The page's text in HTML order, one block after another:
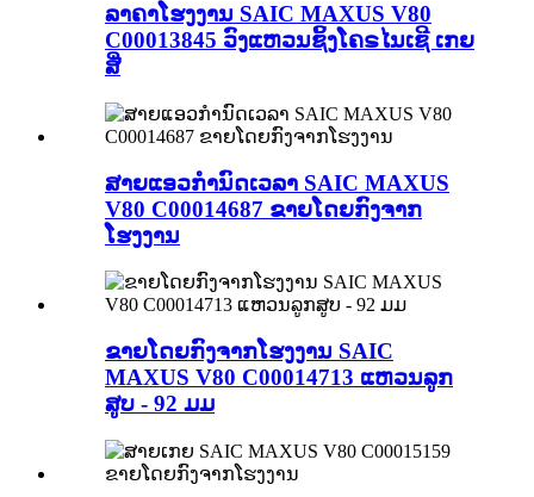
ລາຄາໂຮງງານ SAIC MAXUS V80
C00013845 ວົງແຫວນຊິ້ງໂຄຣໄນເຊີ ເກຍ
ສີ່
ສາຍແອວກຳນົດເວລາ SAIC MAXUS
V80 C00014687 ຂາຍໂດຍກົງຈາກ
ໂຮງງານ
ຂາຍໂດຍກົງຈາກໂຮງງານ SAIC
MAXUS V80 C00014713 ແຫວນລູກ
ສູບ - 92 ມມ